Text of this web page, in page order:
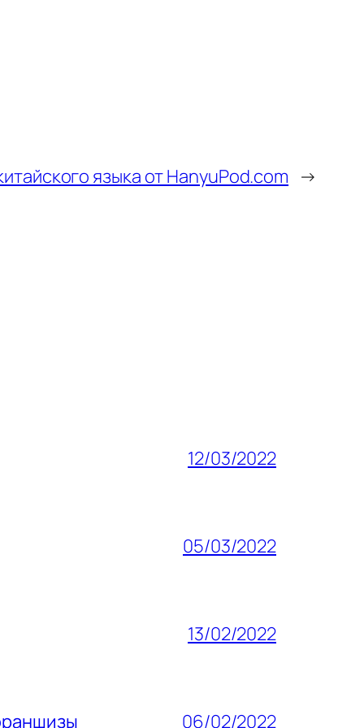
языка от HanyuPod.com →
12/03/2022
05/03/2022
13/02/2022
06/02/2022